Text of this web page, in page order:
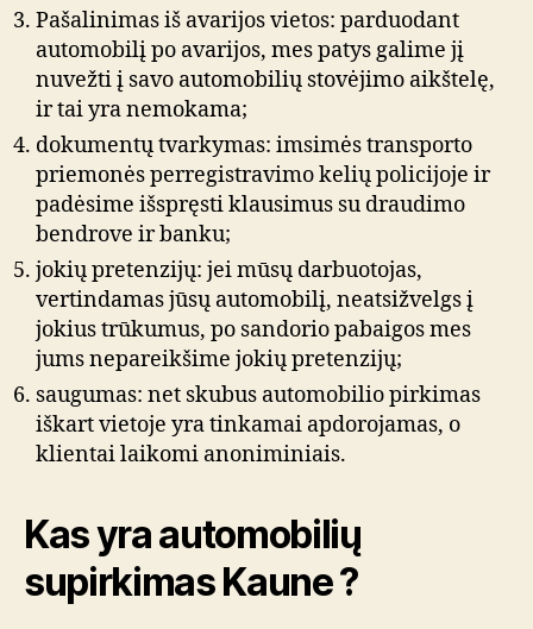
Pašalinimas iš avarijos vietos: parduodant
automobilį po avarijos, mes patys galime jį
nuvežti į savo automobilių stovėjimo aikštelę,
ir tai yra nemokama;
dokumentų tvarkymas: imsimės transporto
priemonės perregistravimo kelių policijoje ir
padėsime išspręsti klausimus su draudimo
bendrove ir banku;
jokių pretenzijų: jei mūsų darbuotojas,
vertindamas jūsų automobilį, neatsižvelgs į
jokius trūkumus, po sandorio pabaigos mes
jums nepareikšime jokių pretenzijų;
saugumas: net skubus automobilio pirkimas
iškart vietoje yra tinkamai apdorojamas, o
klientai laikomi anoniminiais.
Kas yra automobilių
supirkimas Kaune ?